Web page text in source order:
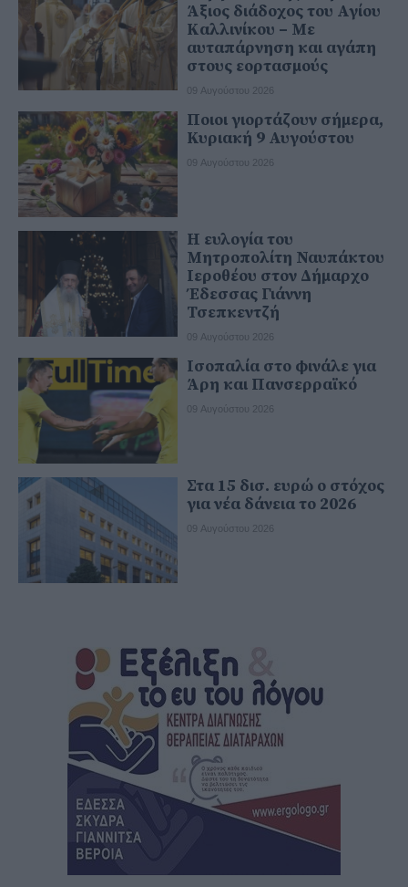
Άξιος διάδοχος του Αγίου
Καλλινίκου – Με
αυταπάρνηση και αγάπη
στους εορτασμούς
09 Αυγούστου 2026
Ποιοι γιορτάζουν σήμερα,
Κυριακή 9 Αυγούστου
09 Αυγούστου 2026
Η ευλογία του
Μητροπολίτη Ναυπάκτου
Ιεροθέου στον Δήμαρχο
Έδεσσας Γιάννη
Τσεπκεντζή
09 Αυγούστου 2026
Ισοπαλία στο φινάλε για
Άρη και Πανσερραϊκό
09 Αυγούστου 2026
Στα 15 δισ. ευρώ ο στόχος
για νέα δάνεια το 2026
09 Αυγούστου 2026